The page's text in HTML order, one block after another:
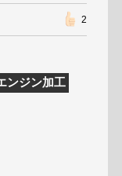
2
ンジン加工